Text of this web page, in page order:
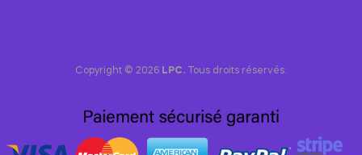
Copyright © 2026 LPC. Tous droits réservés.